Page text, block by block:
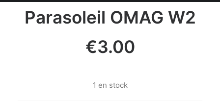
Parasoleil OMAG W2
€3.00
1 en stock